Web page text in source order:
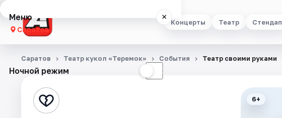
Концерты Театр Стендап
Меню ×
Саратов
Концерты
Стендап
Ночной режим ☾
Саратов Театр кукол «Теремок» События Театр своими руками
6+